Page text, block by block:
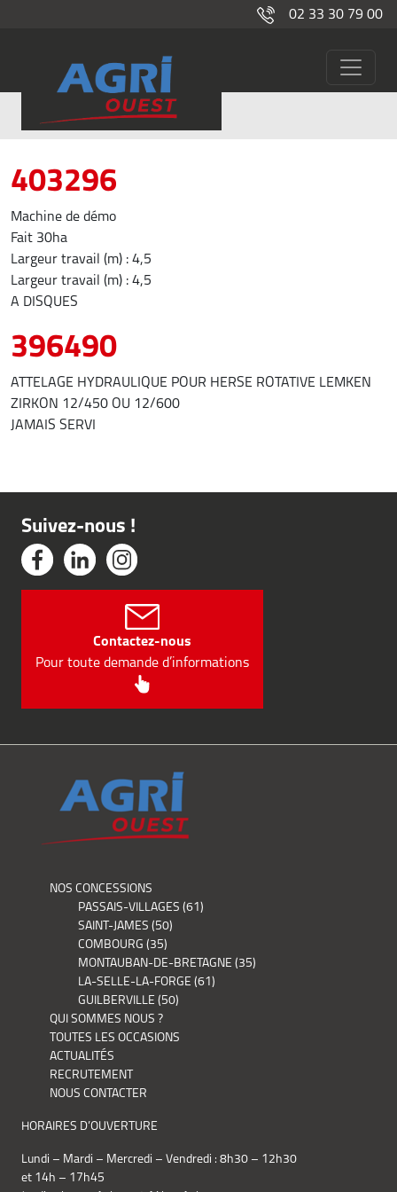
02 33 30 79 00
Lemken
403296
Machine de démo
Fait 30ha
Largeur travail (m) : 4,5
Largeur travail (m) : 4,5
A DISQUES
396490
ATTELAGE HYDRAULIQUE POUR HERSE ROTATIVE LEMKEN
ZIRKON 12/450 OU 12/600
JAMAIS SERVI
Suivez-nous !
Contactez-nous
Pour toute demande d’informations
NOS CONCESSIONS
PASSAIS-VILLAGES (61)
SAINT-JAMES (50)
COMBOURG (35)
MONTAUBAN-DE-BRETAGNE (35)
LA-SELLE-LA-FORGE (61)
GUILBERVILLE (50)
QUI SOMMES NOUS ?
TOUTES LES OCCASIONS
ACTUALITÉS
RECRUTEMENT
NOUS CONTACTER
HORAIRES D’OUVERTURE
Lundi – Mardi – Mercredi – Vendredi : 8h30 – 12h30
et 14h – 17h45